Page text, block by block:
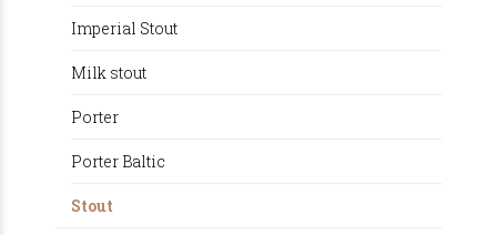
Imperial Stout
Milk stout
Porter
Porter Baltic
Stout